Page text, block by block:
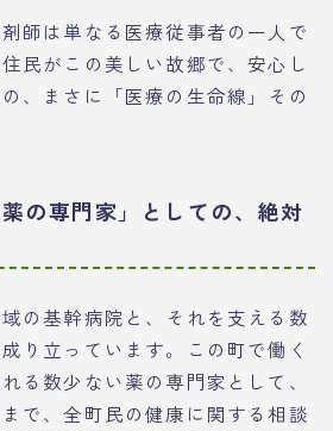
師は単なる医療従事者の一人で
民がこの美しい故郷で、安心し
、まさに「医療の生命線」その
の専門家」としての、絶対
の基幹病院と、それを支える数
り立っています。この町で働く
る数少ない薬の専門家として、
で、全町民の健康に関する相談